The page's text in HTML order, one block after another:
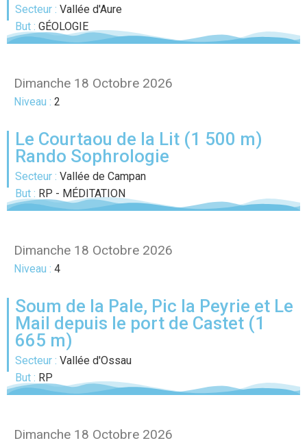
Secteur : Vallée d'Aure
But : GÉOLOGIE
Dimanche 18 Octobre 2026
Niveau : 2
Le Courtaou de la Lit (1 500 m)
Rando Sophrologie
Secteur : Vallée de Campan
But : RP - MÉDITATION
Dimanche 18 Octobre 2026
Niveau : 4
Soum de la Pale, Pic la Peyrie et Le
Mail depuis le port de Castet (1
665 m)
Secteur : Vallée d'Ossau
But : RP
Dimanche 18 Octobre 2026